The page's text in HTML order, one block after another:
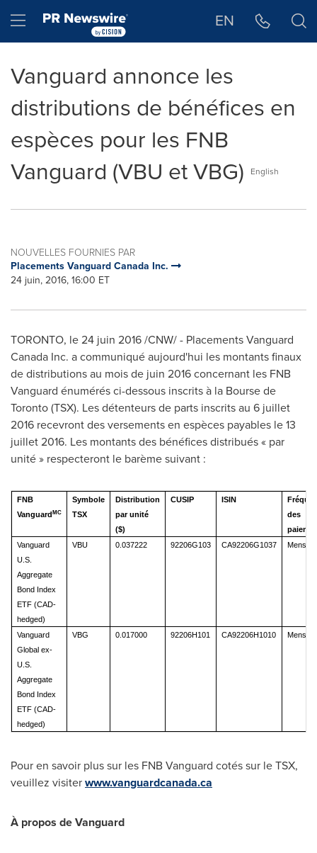
Hamburger menu EN
Vanguard annonce les
distributions de bénéfices en
espèces pour les FNB
Vanguard (VBU et VBG)
English
NOUVELLES FOURNIES PAR
Placements Vanguard Canada Inc.
24 juin, 2016, 16:00 ET
TORONTO, le 24 juin 2016 /CNW/ - Placements Vanguard
Canada Inc. a communiqué aujourd'hui les montants finaux
de distributions au mois de juin 2016 concernant les FNB
Vanguard énumérés ci-dessous inscrits à la Bourse de
Toronto(TSX). Les détenteurs de parts inscrits au 6 juillet
2016 recevront des versements en espèces payables le 13
juillet 2016. Les montants des bénéfices distribués « par
unité » respecteront le barème suivant :
FNB
Vanguard MC
Symbole
TSX
Distribution
par unité
($)
CUSIP ISIN
des
Vanguard
U.S.
Aggregate
Bond Index
ETF (CAD-
hedged)
VBU 0.037222 92206G103 CA92206G1037 Mensuel
Vanguard
Global ex-
U.S.
Aggregate
Bond Index
ETF (CAD-
hedged)
VBG 0.017000 92206H101 CA92206H1010 Mensuel
Pour en savoir plus sur les FNB Vanguard cotés sur le TSX,
veuillez visiterwww.vanguardcanada.ca
À propos de Vanguard